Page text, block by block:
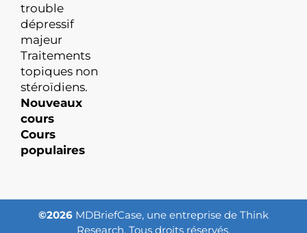
trouble
dépressif
majeur
Traitements
topiques non
stéroïdiens.
Nouveaux
cours
Cours
populaires
©2026 MDBriefCase, une entreprise de Think
Research. Tous droits réservés.